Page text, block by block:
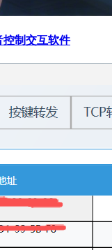
控制交互软件